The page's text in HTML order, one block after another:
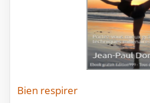
Bien respirer